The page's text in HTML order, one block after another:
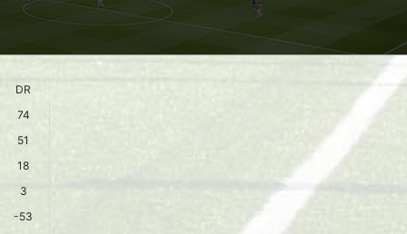
DR
74
51
18
3
-53